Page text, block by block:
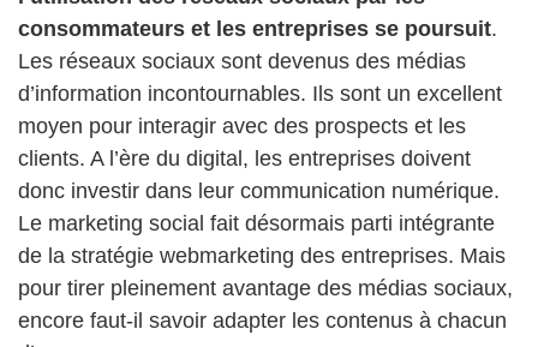
consommateurs et les entreprises se poursuit.
Les réseaux sociaux sont devenus des médias
d’information incontournables. Ils sont un excellent
moyen pour interagir avec des prospects et les
clients. A l’ère du digital, les entreprises doivent
donc investir dans leur communication numérique.
Le marketing social fait désormais parti intégrante
de la stratégie webmarketing des entreprises. Mais
pour tirer pleinement avantage des médias sociaux,
encore faut-il savoir adapter les contenus à chacun